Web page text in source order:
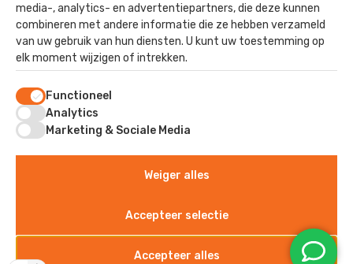
©2025 - Kok Dak & Wand
Algemene voorwaarden
Privacyverklaring
Sitemap
Disclaimer
media-, analytics- en advertentiepartners, die deze kunnen
combineren met andere informatie die ze hebben verzameld
van uw gebruik van hun diensten. U kunt uw toestemming op
elk moment wijzigen of intrekken.
Functioneel
Analytics
Marketing & Sociale Media
Weiger alles
Accepteer selectie
Accepteer alles